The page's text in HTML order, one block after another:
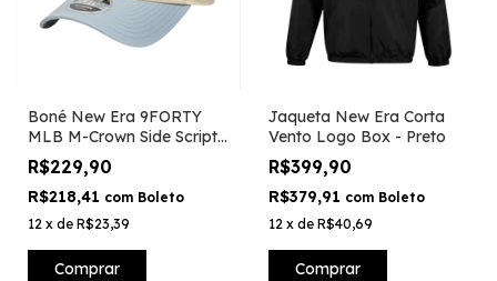
Boné New Era 9FORTY
MLB M-Crown Side Script
New York Yaankees
R$229,90
R$218,41 com Boleto
12 x de R$23,39
Comprar
Jaqueta New Era Corta
Vento Logo Box - Preto
R$399,90
R$379,91 com Boleto
12 x de R$40,69
Comprar